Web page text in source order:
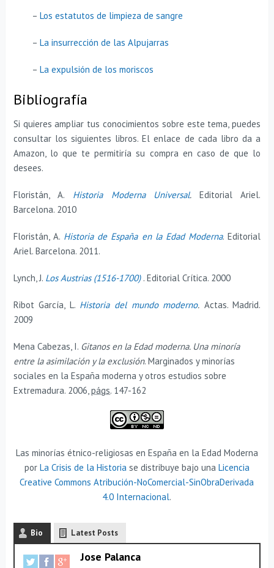
– Los estatutos de limpieza de sangre
– La insurrección de las Alpujarras
– La expulsión de los moriscos
Bibliografía
Si quieres ampliar tus conocimientos sobre este tema, puedes
consultar los siguientes libros. El enlace de cada libro da a
Amazon, lo que te permitiría su compra en caso de que lo
desees.
Floristán, A. Historia Moderna Universal. Editorial Ariel.
Barcelona. 2010
Floristán, A. Historia de España en la Edad Moderna. Editorial
Ariel. Barcelona. 2011.
Lynch, J. Los Austrias (1516-1700). Editorial Crítica. 2000
Ribot García, L. Historia del mundo moderno. Actas. Madrid.
2009
Mena Cabezas, I. Gitanos en la Edad moderna. Una minoría
entre la asimilación y la exclusión. Marginados y minorías
sociales en la España moderna y otros estudios sobre
Extremadura.2006, págs.147-162
Las minorías étnico-religiosas en España en la Edad Moderna
por La Crisis de la Historia se distribuye bajo una Licencia
Creative Commons Atribución-NoComercial-SinObraDerivada
4.0 Internacional.
Bio Latest Posts
Jose Palanca